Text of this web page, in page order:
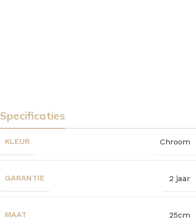
Specificaties
KLEUR Chroom
GARANTIE 2 jaar
MAAT 25cm